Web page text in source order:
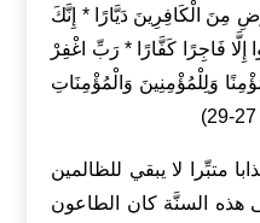
مِنَ الْكَافِرِينَ دَيَّارًا * إِنَّكَ
إِلَّا فَاجِرًا كَفَّارًا * رَبِّ اغْفِرْ
وَلِلْمُؤْمِنِينَ وَالْمُؤْمِنَاتِ
متبِّرا لا يبقي للظالمين
هذه السنَّة كان الطاعون